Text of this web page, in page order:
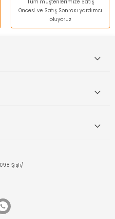
Tüm müşterilerimize Satış
Öncesi ve Satış Sonrası yardımcı
oluyoruz
Şişli/